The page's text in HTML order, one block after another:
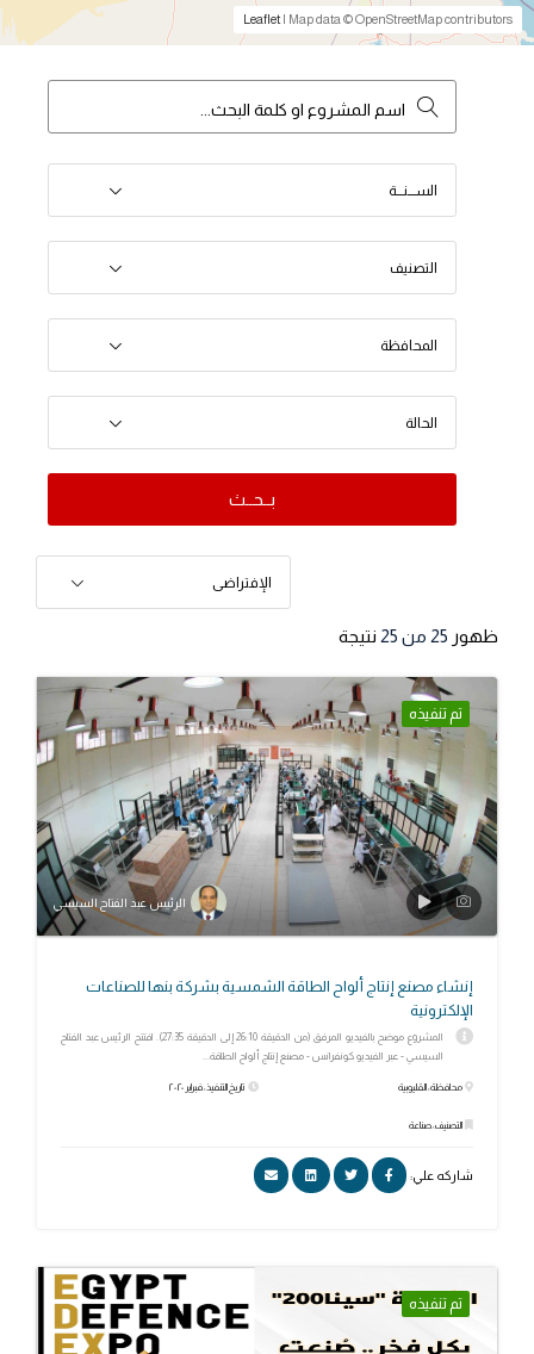
Leaflet | Map data © OpenStreetMap contributors
الســـنـــة
التصنيف
المحافظة
الحالة
بــحــث
الإفتراضى
ظهور 25 من 25 نتيجة
تم تنفيذه
الرئيس عبد الفتاح السيسي
إنشاء مصنع إنتاج ألواح الطاقة الشمسية بشركة بنها للصناعات
الإلكترونية
المشروع موضح بالفيديو المرفق (من الدقيقة 26:10 إلى الدقيقة 27:35). افتتح الرئيس عبد الفتاح
السيسي - عبر الفيديو كونفرانس - مصنع إنتاج ألواح الطاقة...
محافظة: القليوبية
التصنيف: صناعة
تاريخ التنفيذ: فبراير ٢٠٢٠
شاركه علي:
تم تنفيذه